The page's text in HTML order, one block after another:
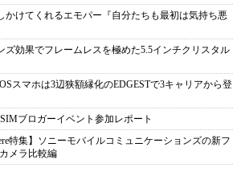
かけてくれるエモパー『自分たちも最初は気持ち悪
ズ効果でフレームレスを極めた5.5インチクリスタル
スマホは3辺狭額縁化のEDGESTで3キャリアから登
ブロガーイベント参加レポート
特集】ソニーモバイルコミュニケーションズの新フ
メラ比較編